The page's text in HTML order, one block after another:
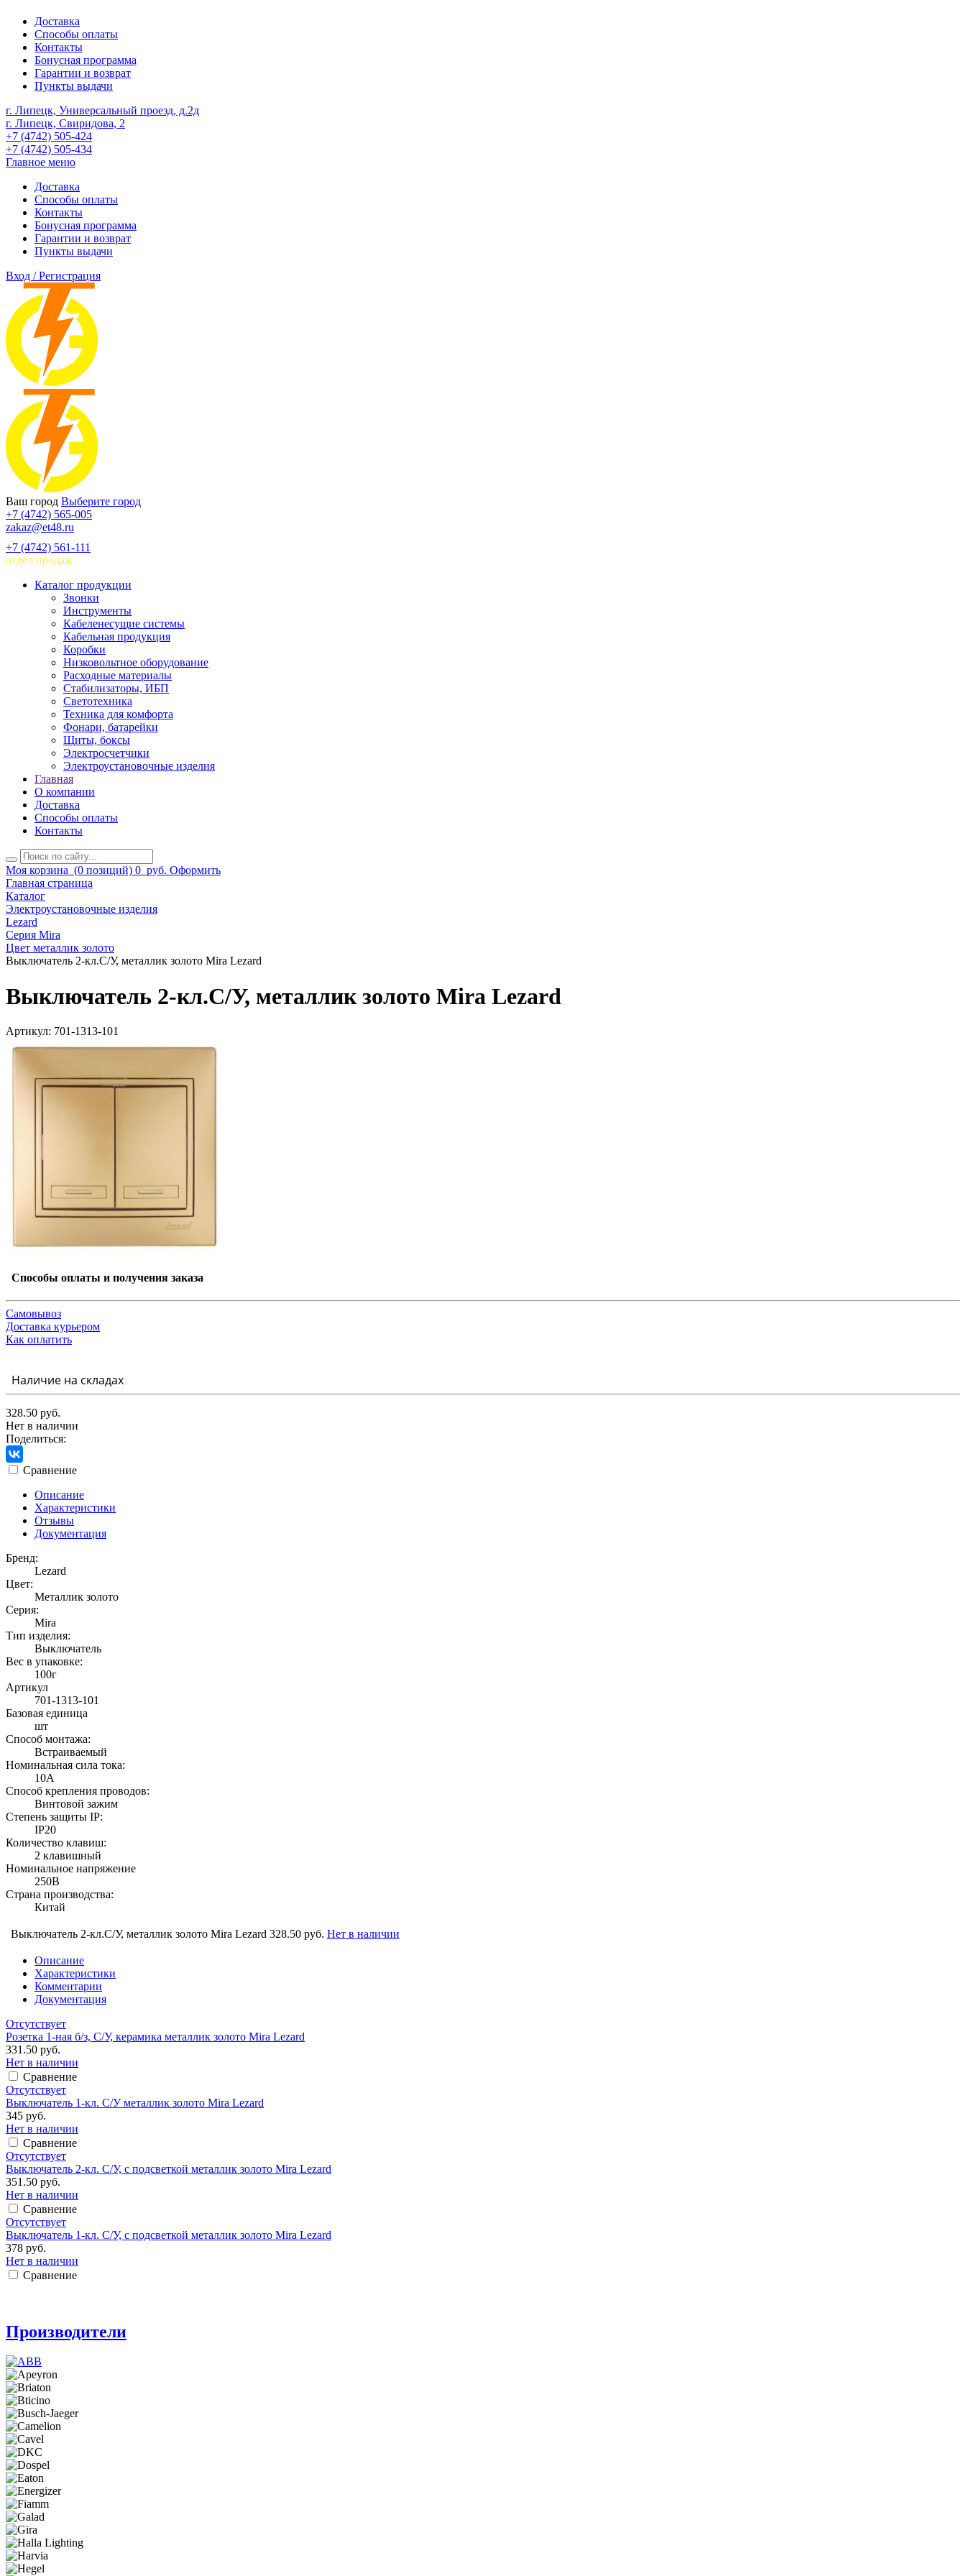
Доставка
Способы оплаты
Контакты
Бонусная программа
Гарантии и возврат
Пункты выдачи
г. Липецк, Универсальный проезд, д.2д
г. Липецк, Свиридова, 2
+7 (4742) 505-424
+7 (4742) 505-434
Главное меню
Доставка
Способы оплаты
Контакты
Бонусная программа
Гарантии и возврат
Пункты выдачи
Вход / Регистрация
Ваш город Выберите город
+7 (4742) 565-005
zakaz@et48.ru
+7 (4742) 561-111
отдел продаж
Каталог продукции
Звонки
Инструменты
Кабеленесущие системы
Кабельная продукция
Коробки
Низковольтное оборудование
Расходные материалы
Стабилизаторы, ИБП
Светотехника
Техника для комфорта
Фонари, батарейки
Щиты, боксы
Электросчетчики
Электроустановочные изделия
Главная
О компании
Доставка
Способы оплаты
Контакты
Моя корзина (0 позиций) 0 руб. Оформить
Главная страница
Каталог
Электроустановочные изделия
Lezard
Серия Mira
Цвет металлик золото
Выключатель 2-кл.С/У, металлик золото Mira Lezard
Выключатель 2-кл.С/У, металлик золото Mira Lezard
Артикул: 701-1313-101
Способы оплаты и получения заказа
Самовывоз
Доставка курьером
Как оплатить
Наличие на складах
328.50 руб.
Нет в наличии
Поделиться:
Сравнение
Описание
Характеристики
Отзывы
Документация
Бренд:
Lezard
Цвет:
Металлик золото
Серия:
Mira
Тип изделия:
Выключатель
Вес в упаковке:
100г
Артикул
701-1313-101
Базовая единица
шт
Способ монтажа:
Встраиваемый
Номинальная сила тока:
10А
Способ крепления проводов:
Винтовой зажим
Степень защиты IP:
IP20
Количество клавиш:
2 клавишный
Номинальное напряжение
250В
Страна производства:
Китай
Выключатель 2-кл.С/У, металлик золото Mira Lezard 328.50 руб. Нет в наличии
Описание
Характеристики
Комментарии
Документация
Отсутствует
Розетка 1-ная б/з, С/У, керамика металлик золото Mira Lezard
331.50 руб.
Нет в наличии
Сравнение
Отсутствует
Выключатель 1-кл. С/У металлик золото Mira Lezard
345 руб.
Нет в наличии
Сравнение
Отсутствует
Выключатель 2-кл. С/У, с подсветкой металлик золото Mira Lezard
351.50 руб.
Нет в наличии
Сравнение
Отсутствует
Выключатель 1-кл. С/У, с подсветкой металлик золото Mira Lezard
378 руб.
Нет в наличии
Сравнение
Производители